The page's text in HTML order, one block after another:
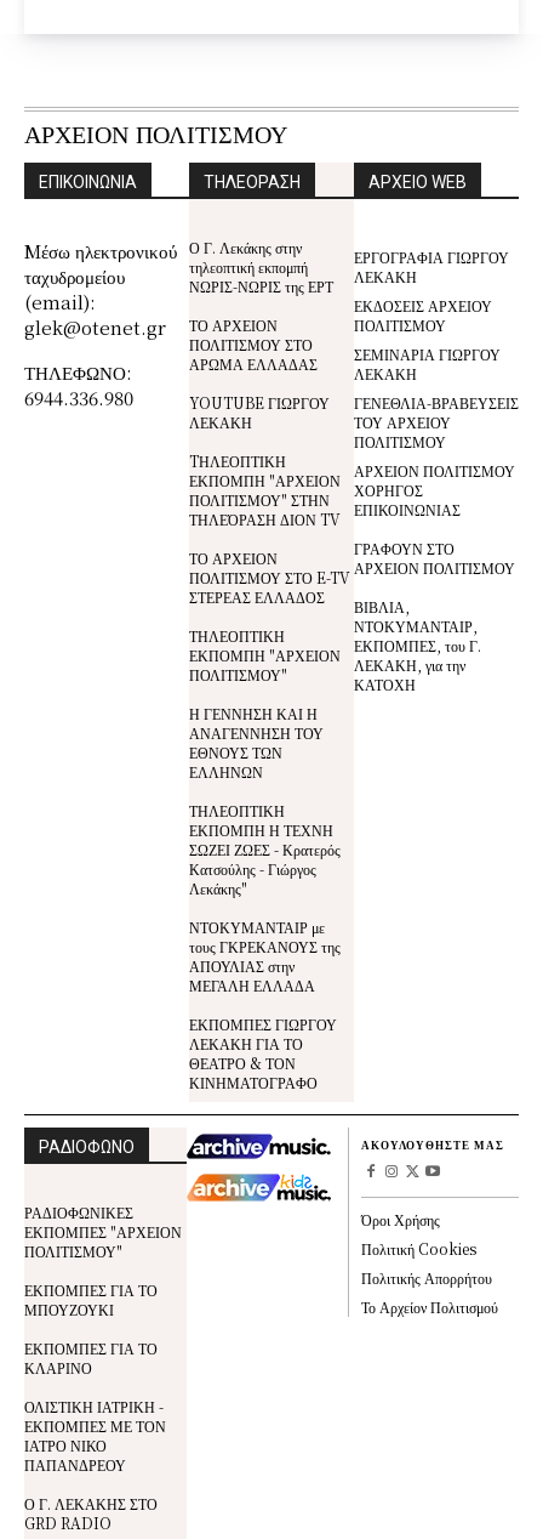
ΑΡΧΕΙΟΝ ΠΟΛΙΤΙΣΜΟΥ
ΕΠΙΚΟΙΝΩΝΙΑ
Mέσω ηλεκτρονικού
ταχυδρομείου
(email):
glek@otenet.gr
ΤΗΛΕΦΩΝΟ:
6944.336.980
ΤΗΛΕΟΡΑΣΗ
Ο Γ. Λεκάκης στην
τηλεοπτική εκπομπή
ΝΩΡΙΣ-ΝΩΡΙΣ της ΕΡΤ
ΤΟ ΑΡΧΕΙΟΝ
ΠΟΛΙΤΙΣΜΟΥ ΣΤΟ
ΑΡΩΜΑ ΕΛΛΑΔΑΣ
YOUTUBE ΓΙΩΡΓΟΥ
ΛΕΚΑΚΗ
TΗΛΕΟΠΤΙΚΗ
ΕΚΠΟΜΠΗ "ΑΡΧΕΙΟΝ
ΠΟΛΙΤΙΣΜΟΥ" ΣΤΗΝ
ΤΗΛΕΌΡΑΣΗ ΔΙΟΝ TV
ΤΟ ΑΡΧΕΙΟΝ
ΠΟΛΙΤΙΣΜΟΥ ΣΤΟ E-TV
ΣΤΕΡΕΑΣ ΕΛΛΑΔΟΣ
ΤΗΛΕΟΠΤΙΚΗ
ΕΚΠΟΜΠΗ "ΑΡΧΕΙΟΝ
ΠΟΛΙΤΙΣΜΟΥ"
Η ΓΕΝΝΗΣΗ ΚΑΙ Η
ΑΝΑΓΕΝΝΗΣΗ ΤΟΥ
ΕΘΝΟΥΣ ΤΩΝ
ΕΛΛΗΝΩΝ
ΤΗΛΕΟΠΤΙΚΗ
ΕΚΠΟΜΠΗ Η ΤΕΧΝΗ
ΣΩΖΕΙ ΖΩΕΣ - Κρατερός
Κατσούλης - Γιώργος
Λεκάκης"
ΝΤΟΚΥΜΑΝΤΑΙΡ με
τους ΓΚΡΕΚΑΝΟΥΣ της
ΑΠΟΥΛΙΑΣ στην
ΜΕΓΑΛΗ ΕΛΛΑΔΑ
ΕΚΠΟΜΠΕΣ ΓΙΩΡΓΟΥ
ΛΕΚΑΚΗ ΓΙΑ ΤΟ
ΘΕΑΤΡΟ & ΤΟΝ
ΚΙΝΗΜΑΤΟΓΡΑΦΟ
ΑΡΧΕΙΟ WEB
ΕΡΓΟΓΡΑΦΙΑ ΓΙΩΡΓΟΥ
ΛΕΚΑΚΗ
ΕΚΔΟΣΕΙΣ ΑΡΧΕΙΟΥ
ΠΟΛΙΤΙΣΜΟΥ
ΣΕΜΙΝΑΡΙΑ ΓΙΩΡΓΟΥ
ΛΕΚΑΚΗ
ΓΕΝΕΘΛΙΑ-ΒΡΑΒΕΥΣΕΙΣ
ΤΟΥ ΑΡΧΕΙΟΥ
ΠΟΛΙΤΙΣΜΟΥ
ΑΡΧΕΙΟΝ ΠΟΛΙΤΙΣΜΟΥ
ΧΟΡΗΓΟΣ
ΕΠΙΚΟΙΝΩΝΙΑΣ
ΓΡΑΦΟΥΝ ΣΤΟ
ΑΡΧΕΙΟΝ ΠΟΛΙΤΙΣΜΟΥ
ΒΙΒΛΙΑ,
ΝΤΟΚΥΜΑΝΤΑΙΡ,
ΕΚΠΟΜΠΕΣ, του Γ.
ΛΕΚΑΚΗ, για την
ΚΑΤΟΧΗ
ΡΑΔΙΟΦΩΝΟ
ΡΑΔΙΟΦΩΝΙΚΕΣ
ΕΚΠΟΜΠΕΣ "ΑΡΧΕΙΟΝ
ΠΟΛΙΤΙΣΜΟΥ"
ΕΚΠΟΜΠΕΣ ΓΙΑ ΤΟ
ΜΠΟΥΖΟΥΚΙ
ΕΚΠΟΜΠΕΣ ΓΙΑ ΤΟ
ΚΛΑΡΙΝΟ
ΟΛΙΣΤΙΚΗ ΙΑΤΡΙΚΗ -
ΕΚΠΟΜΠΕΣ ΜΕ ΤΟΝ
ΙΑΤΡΟ ΝΙΚΟ
ΠΑΠΑΝΔΡΕΟΥ
Ο Γ. ΛΕΚΑΚΗΣ ΣΤΟ
GRD RADIO
ΑΚΟΥΛΟΥΘΗΣΤΕ ΜΑΣ
Όροι Χρήσης
Πολιτική Cookies
Πολιτικής Απορρήτου
Το Αρχείον Πολιτισμού